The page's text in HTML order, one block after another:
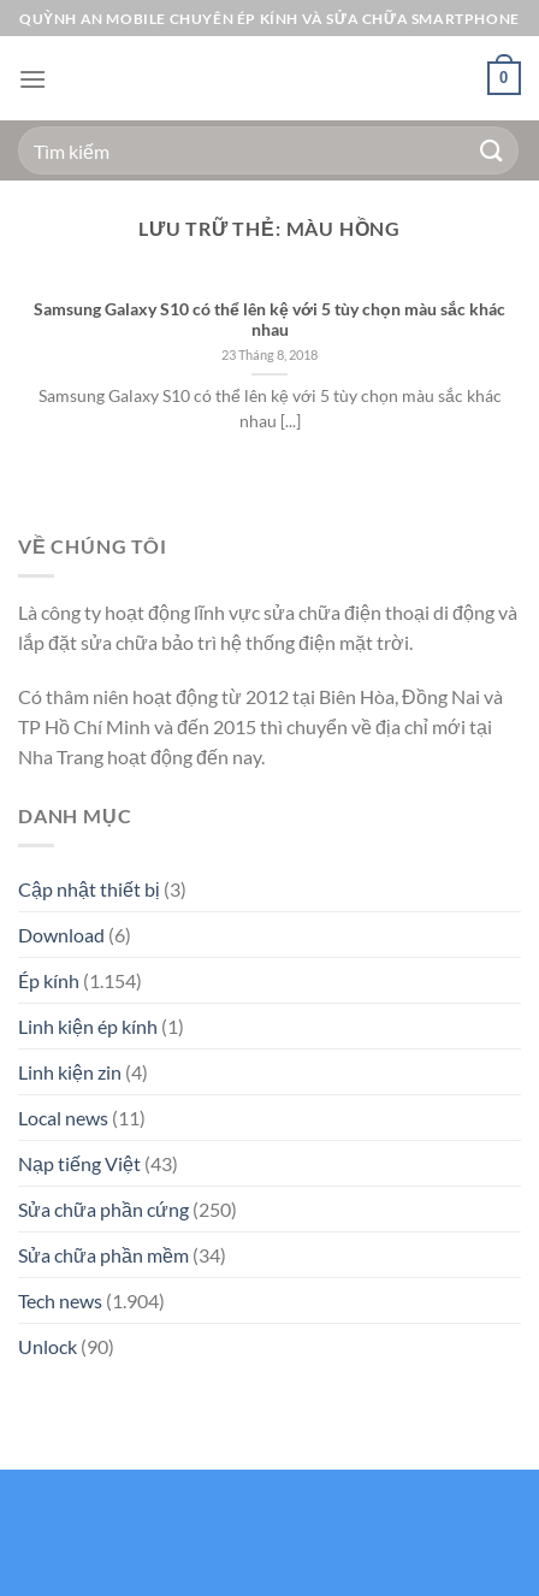
Bỏ
qua
nội
QUỲNH AN MOBILE CHUYÊN ÉP KÍNH VÀ SỬA CHỮA SMARTPHONE
0
Tìm
kiếm:
LƯU TRỮ THẺ: MÀU HỒNG
Samsung Galaxy S10 có thể lên kệ với 5 tùy chọn màu sắc khác
nhau
23 Tháng 8, 2018
Samsung Galaxy S10 có thể lên kệ với 5 tùy chọn màu sắc khác
nhau [...]
VỀ CHÚNG TÔI
Là công ty hoạt động lĩnh vực sửa chữa điện thoại di động và
lắp đặt sửa chữa bảo trì hệ thống điện mặt trời.
Có thâm niên hoạt động từ 2012 tại Biên Hòa, Đồng Nai và
TP Hồ Chí Minh và đến 2015 thì chuyển về địa chỉ mới tại
Nha Trang hoạt động đến nay.
DANH MỤC
Cập nhật thiết bị (3)
Download (6)
Ép kính (1.154)
Linh kiện ép kính (1)
Linh kiện zin (4)
Local news (11)
Nạp tiếng Việt (43)
Sửa chữa phần cứng (250)
Sửa chữa phần mềm (34)
Tech news (1.904)
Unlock (90)